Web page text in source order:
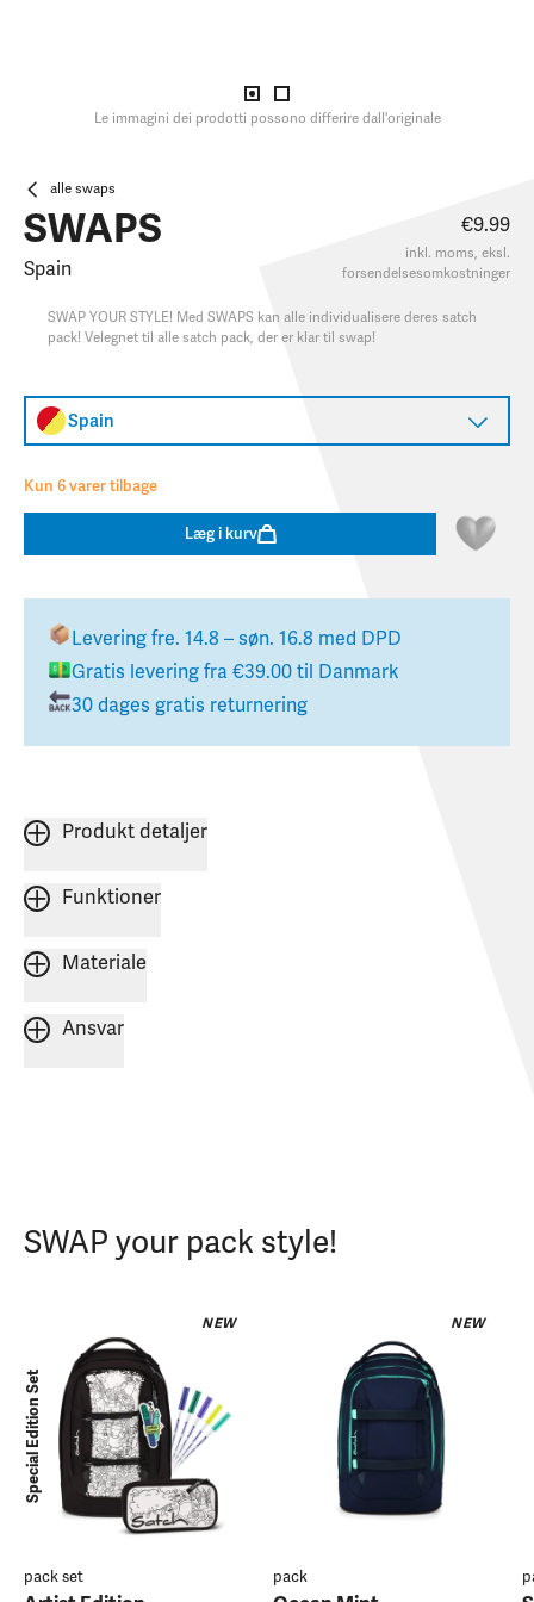
Le immagini dei prodotti possono differire dall'originale
alle swaps
SWAPS
Spain
€9.99
inkl. moms, eksl.
forsendelsesomkostninger
SWAP YOUR STYLE! Med SWAPS kan alle individualisere deres satch
pack! Velegnet til alle satch pack, der er klar til swap!
Spain
Kun 6 varer tilbage
Læg i kurv
Levering fre. 14.8 – søn. 16.8 med DPD
Gratis levering fra €39.00 til Danmark
30 dages gratis returnering
Produkt detaljer
Funktioner
Materiale
Ansvar
SWAP your pack style!
NEW
Special Edition Set
pack set
NEW
pack